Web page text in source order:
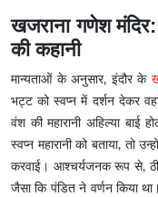
खजराना गणेश
की कहानी
मान्यताओं के अनुसार, इंदौर के
भट्ट को स्वप्न में दर्शन देकर
वंश की महारानी अहिल्या
स्वप्न महारानी को बताया, तो
करवाई। आश्चर्यजनक रूप से,
जैसा कि पंडित ने वर्णन किया